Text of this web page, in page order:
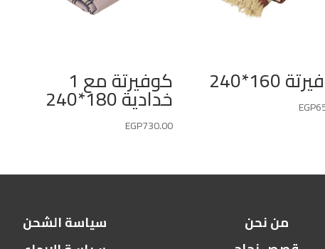
160*240
EGP
كوفيرتة مع 1
خدادية 180*240
EGP730.00
سياسة الشحن
من نحن